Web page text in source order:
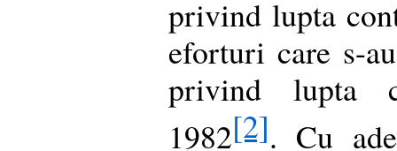
privind lupta
eforturi care s-
privind lupta
1982[2]. Cu